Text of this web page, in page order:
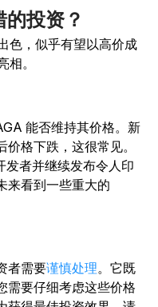
投资？
色，似乎有望以高价成
。
能否维持其价格。新
格下跌，这很常见。
发者并继续发布令人印
来看到一些重大的
者需要谨慎处理。它既
需要仔细考虑这些价格